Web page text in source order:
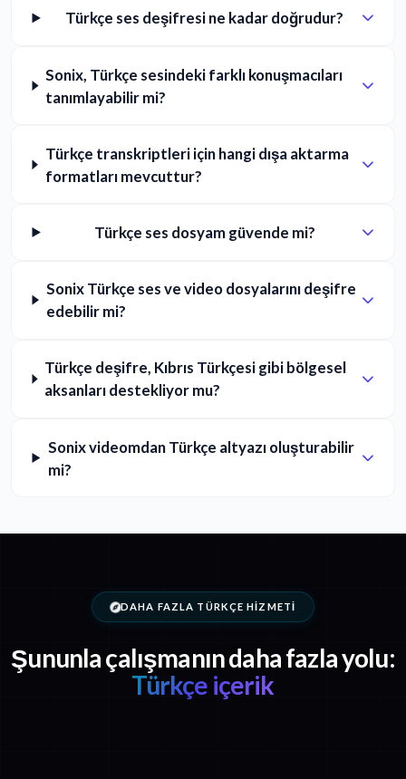
Türkçe ses deşifresi ne kadar doğrudur?
Sonix, Türkçe sesindeki farklı konuşmacıları
tanımlayabilir mi?
Türkçe transkriptleri için hangi dışa aktarma
formatları mevcuttur?
Türkçe ses dosyam güvende mi?
Sonix Türkçe ses ve video dosyalarını deşifre
edebilir mi?
Türkçe deşifre, Kıbrıs Türkçesi gibi bölgesel
aksanları destekliyor mu?
Sonix videomdan Türkçe altyazı oluşturabilir
mi?
DAHA FAZLA TÜRKÇE HIZMETI
Şununla çalışmanın daha fazla yolu:
Türkçe içerik